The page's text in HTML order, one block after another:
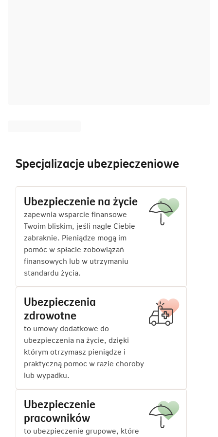
Specjalizacje ubezpieczeniowe
Ubezpieczenie na życie
zapewnia wsparcie finansowe
Twoim bliskim, jeśli nagle Ciebie
zabraknie. Pieniądze mogą im
pomóc w spłacie zobowiązań
finansowych lub w utrzymaniu
standardu życia.
Ubezpieczenia
zdrowotne
to umowy dodatkowe do
ubezpieczenia na życie, dzięki
którym otrzymasz pieniądze i
praktyczną pomoc w razie choroby
lub wypadku.
Ubezpieczenie
pracowników
to ubezpieczenie grupowe, które